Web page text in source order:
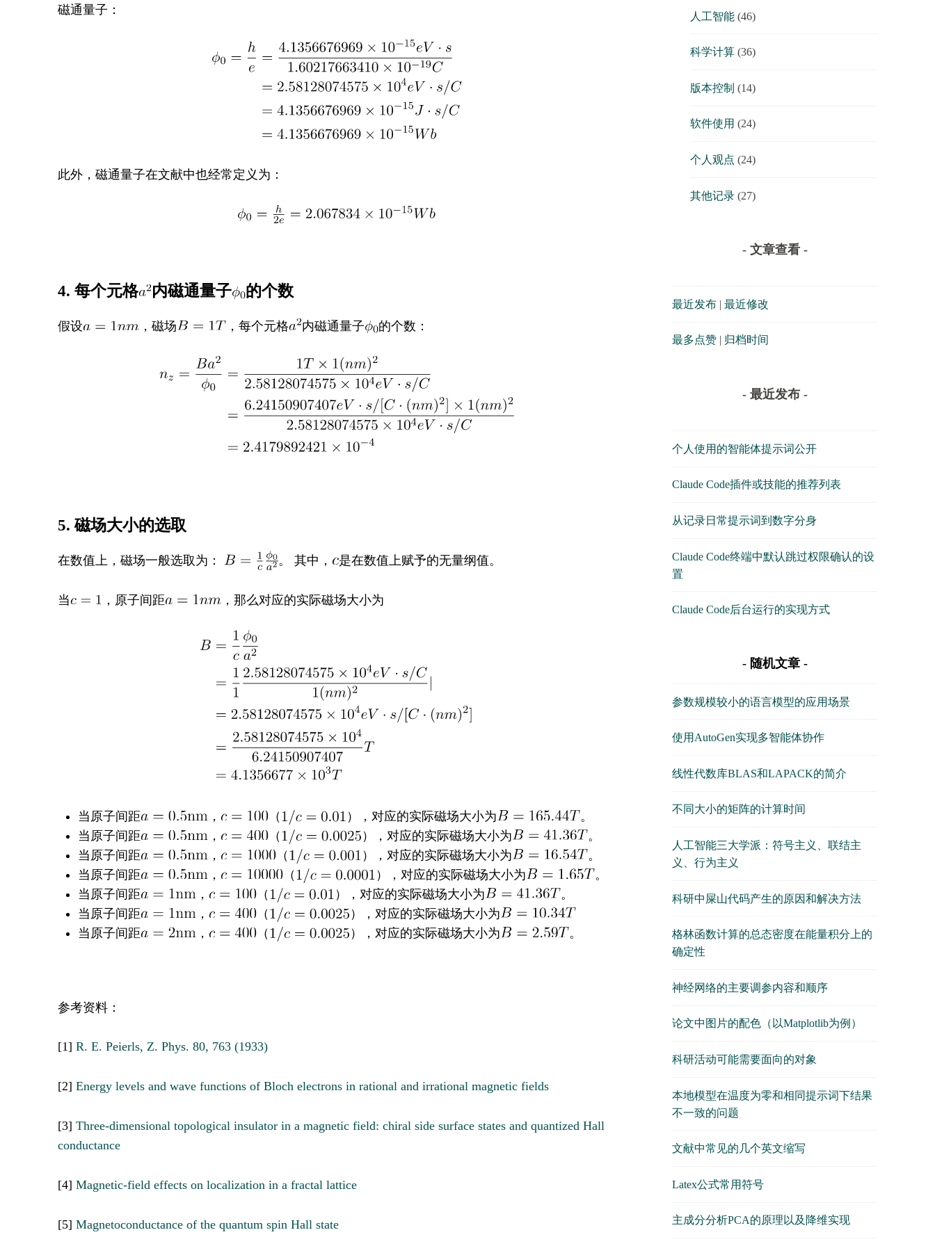
磁通量子：
此外，磁通量子在文献中也经常定义为：
4. 每个元格 内磁通量子 的个数
假设 ，磁场 ，每个元格 内磁通量子 的个数：
5. 磁场大小的选取
在数值上，磁场一般选取为： 。 其中， 是在数值上赋予的无量纲值。
当 ，原子间距 ，那么对应的实际磁场大小为
当原子间距 ， （ ），对应的实际磁场大小为
。
当原子间距
， （ ），对应的实际磁场大小为
。
当原子间距
， （ ），对应的实际磁场大小为
。
当原子间距
， （ ），对应的实际磁场大小为
。
当原子间距
， （ ），对应的实际磁场大小为
。
当原子间距
， （
），对应的实际磁场大小为
当原子间距
， （ ），对应的实际磁场大小为 。
参考资料：
[1]R. E. Peierls, Z. Phys. 80, 763 (1933)
[2]Energy levels and wave functions of Bloch electrons in rational and irrational magnetic fields
[3]Three-dimensional topological insulator in a magnetic field: chiral side surface states and quantized Hall
conductance
[4]Magnetic-field effects on localization in a fractal lattice
[5]Magnetoconductance of the quantum spin Hall state
人工智能 (46)
科学计算 (36)
版本控制 (14)
软件使用 (24)
个人观点 (24)
其他记录 (27)
- 文章查看 -
最近发布 |最近修改
最多点赞 归档时间
- 最近发布 -
个人使用的智能体提示词公开
Claude Code插件或技能的推荐列表
从记录日常提示词到数字分身
Claude Code终端中默认跳过权限确认的设
置
Claude Code后台运行的实现方式
随机文章
参数规模较小的语言模型的应用场景
使用AutoGen实现多智能体协作
线性代数库BLAS和LAPACK的简介
不同大小的矩阵的计算时间
人工智能三大学派：符号主义、联结主
义、行为主义
科研中屎山代码产生的原因和解决方法
格林函数计算的总态密度在能量积分上的
确定性
神经网络的主要调参内容和顺序
论文中图片的配色（以Matplotlib为例）
科研活动可能需要面向的对象
本地模型在温度为零和相同提示词下结果
不一致的问题
文献中常见的几个英文缩写
Latex公式常用符号
主成分分析PCA的原理以及降维实现